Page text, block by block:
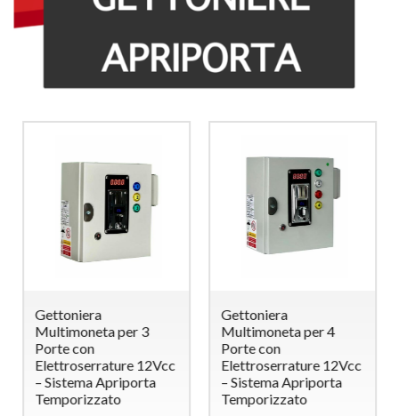
Gettoniera
Multimoneta per 3
Porte con
Elettroserrature 12Vcc
– Sistema Apriporta
Temporizzato
Gettoniera
Multimoneta per 4
Porte con
Elettroserrature 12Vcc
– Sistema Apriporta
Temporizzato